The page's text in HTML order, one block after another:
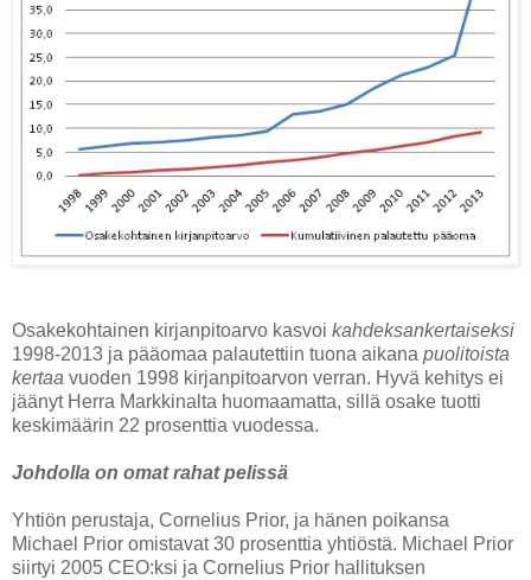
Osakekohtainen kirjanpitoarvo kasvoi kahdeksankertaiseksi
1998-2013 ja pääomaa palautettiin tuona aikana puolitoista
kertaa vuoden 1998 kirjanpitoarvon verran. Hyvä kehitys ei
jäänyt Herra Markkinalta huomaamatta, sillä osake tuotti
keskimäärin 22 prosenttia vuodessa.
Johdolla on omat rahat pelissä
Yhtiön perustaja, Cornelius Prior, ja hänen poikansa
Michael Prior omistavat 30 prosenttia yhtiöstä. Michael Prior
siirtyi 2005 CEO:ksi ja Cornelius Prior hallituksen